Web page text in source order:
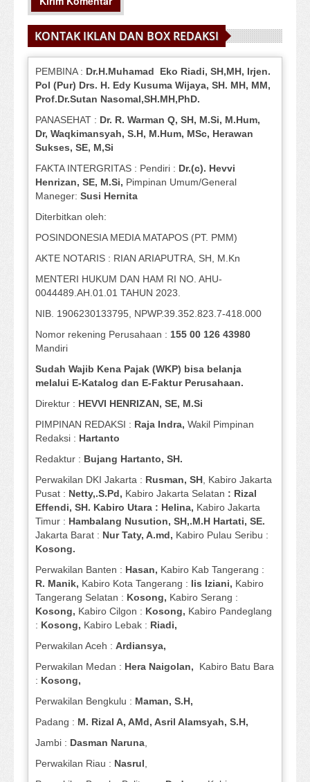
KONTAK IKLAN DAN BOX REDAKSI
PEMBINA : Dr.H.Muhamad Eko Riadi, SH,MH, Irjen.
Pol (Pur) Drs. H. Edy Kusuma Wijaya, SH. MH, MM,
Prof.Dr.Sutan Nasomal,SH.MH,PhD.
PANASEHAT : Dr. R. Warman Q, SH, M.Si, M.Hum,
Dr, Waqkimansyah, S.H, M.Hum, MSc, Herawan
Sukses, SE, M,Si
FAKTA INTERGRITAS : Pendiri : Dr.(c). Hevvi
Henrizan, SE, M.Si, Pimpinan Umum/General
Maneger: Susi Hernita
Diterbitkan oleh:
POSINDONESIA MEDIA MATAPOS (PT. PMM)
AKTE NOTARIS : RIAN ARIAPUTRA, SH, M.Kn
MENTERI HUKUM DAN HAM RI NO. AHU-
0044489.AH.01.01 TAHUN 2023.
NIB. 1906230133795, NPWP.39.352.823.7-418.000
Nomor rekening Perusahaan : 155 00 126 43980
Mandiri
Sudah Wajib Kena Pajak (WKP) bisa belanja
melalui E-Katalog dan E-Faktur Perusahaan.
Direktur : HEVVI HENRIZAN, SE, M.Si
PIMPINAN REDAKSI : Raja Indra, Wakil Pimpinan
Redaksi : Hartanto
Redaktur : Bujang Hartanto, SH.
Perwakilan DKI Jakarta : Rusman, SH, Kabiro Jakarta
Pusat : Netty,.S.Pd, Kabiro Jakarta Selatan : Rizal
Effendi, SH. Kabiro Utara : Helina, Kabiro Jakarta
Timur : Hambalang Nusution, SH,.M.H Hartati, SE.
Jakarta Barat : Nur Taty, A.md, Kabiro Pulau Seribu :
Kosong.
Perwakilan Banten : Hasan, Kabiro Kab Tangerang :
R. Manik, Kabiro Kota Tangerang : Iis Iziani, Kabiro
Tangerang Selatan : Kosong, Kabiro Serang :
Kosong, Kabiro Cilgon : Kosong, Kabiro Pandeglang
: Kosong, Kabiro Lebak : Riadi,
Perwakilan Aceh : Ardiansya,
Perwakilan Medan : Hera Naigolan, Kabiro Batu Bara
: Kosong,
Perwakilan Bengkulu : Maman, S.H,
Padang : M. Rizal A, AMd, Asril Alamsyah, S.H,
Jambi : Dasman Naruna,
Perwakilan Riau : Nasrul,